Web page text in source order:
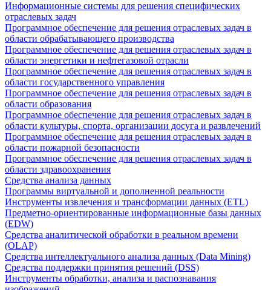
Информационные системы для решения специфических
отраслевых задач
Программное обеспечение для решения отраслевых задач в
области обрабатывающего производства
Программное обеспечение для решения отраслевых задач в
области энергетики и нефтегазовой отрасли
Программное обеспечение для решения отраслевых задач в
области государственного управления
Программное обеспечение для решения отраслевых задач в
области образования
Программное обеспечение для решения отраслевых задач в
области культуры, спорта, организации досуга и развлечений
Программное обеспечение для решения отраслевых задач в
области пожарной безопасности
Программное обеспечение для решения отраслевых задач в
области здравоохранения
Средства анализа данных
Программы виртуальной и дополненной реальности
Инструменты извлечения и трансформации данных (ETL)
Предметно-ориентированные информационные базы данных
(EDW)
Средства аналитической обработки в реальном времени
(OLAP)
Средства интеллектуального анализа данных (Data Mining)
Средства поддержки принятия решений (DSS)
Инструменты обработки, анализа и распознавания